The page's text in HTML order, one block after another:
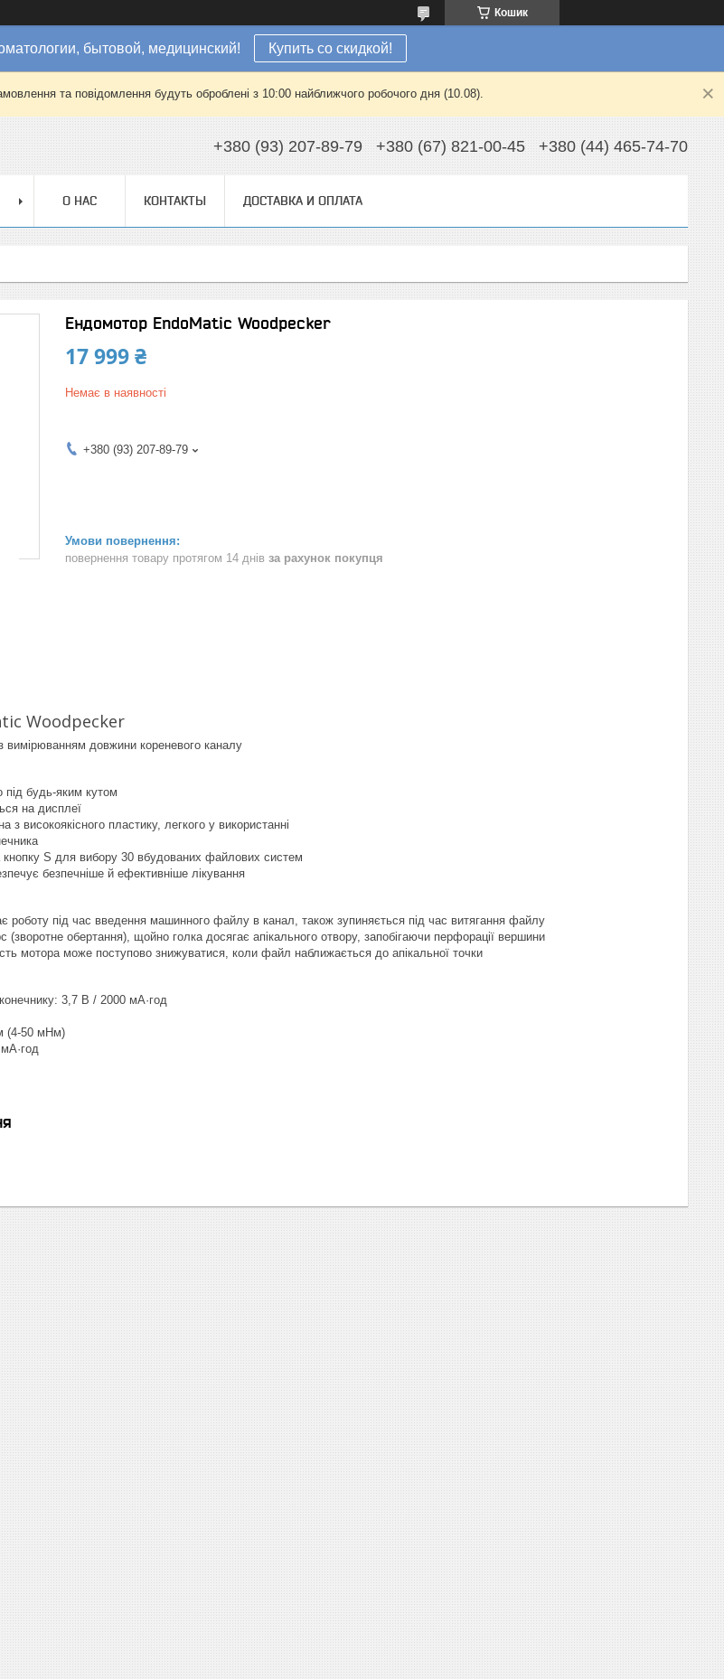
Кошик
бытовой, медицинский! Купить со скидкой!
та повідомлення будуть оброблені з 10:00 найближчого робочого дня (10.08).
+380 (93) 207-89-79 +380 (67) 821-00-45 +380 (44) 465-74-70
О НАС КОНТАКТЫ ДОСТАВКА И ОПЛАТА
Ендомотор EndoMatic Woodpecker
17 999 ₴
Немає в наявності
+380 (93) 207-89-79
повернення товару протягом 14 днів за рахунок покупця
Woodpecker
вимірюванням довжини кореневого каналу
будь-яким кутом
на дисплеї
з високоякісного пластику, легкого у використанні
кнопку S для вибору 30 вбудованих файлових систем
безпечніше й ефективніше лікування
роботу під час введення машинного файлу в канал, також зупиняється під час витягання файлу
(зворотне обертання), щойно голка досягає апікального отвору, запобігаючи перфорації вершини
мотора може поступово знижуватися, коли файл наближається до апікальної точки
3,7 В / 2000 мА·год
(4-50 мНм)